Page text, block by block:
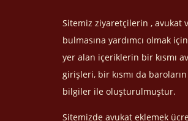
Sitemiz ziyaretçilerin , avukat
bulmasına yardımcı olmak
yer alan içeriklerin bir kısmı
girişleri, bir kısmı da
bilgiler ile oluşturulmuştur.
Sitemizde avukat eklemek